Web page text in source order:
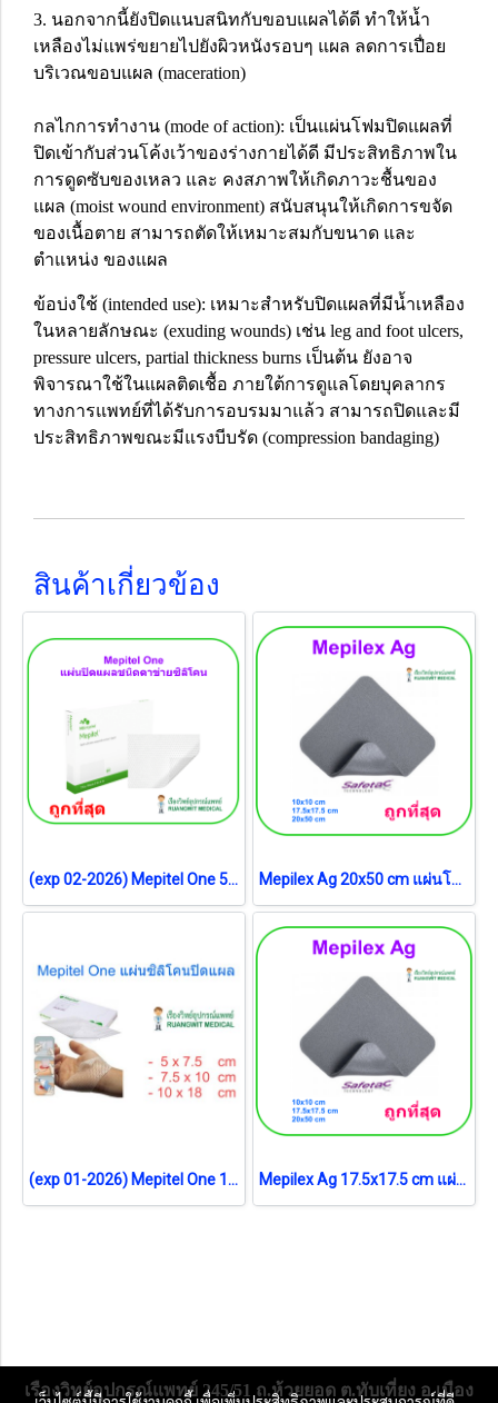
3. นอกจากนี้ยังปิดแนบสนิทกับขอบแผลได้ดี ทำให้น้ำ
เหลืองไม่แพร่ขยายไปยังผิวหนังรอบๆ แผล ลดการเปื่อย
บริเวณขอบแผล (maceration)
กลไกการทำงาน (mode of action): เป็นแผ่นโฟมปิดแผลที่
ปิดเข้ากับส่วนโค้งเว้าของร่างกายได้ดี มีประสิทธิภาพใน
การดูดซับของเหลว และ คงสภาพให้เกิดภาวะชื้นของ
แผล (moist wound environment) สนับสนุนให้เกิดการขจัด
ของเนื้อตาย สามารถตัดให้เหมาะสมกับขนาด และ
ตำแหน่ง ของแผล
ข้อบ่งใช้ (intended use): เหมาะสำหรับปิดแผลที่มีน้ำเหลือง
ในหลายลักษณะ (exuding wounds) เช่น leg and foot ulcers,
pressure ulcers, partial thickness burns เป็นต้น ยังอาจ
พิจารณาใช้ในแผลติดเชื้อ ภายใต้การดูแลโดยบุคลากร
ทางการแพทย์ที่ได้รับการอบรมมาแล้ว สามารถปิดและมี
ประสิทธิภาพขณะมีแรงบีบรัด (compression bandaging)
สินค้าเกี่ยวข้อง
(exp 02-2026) Mepitel One 5x7.5 cm แผ่นปิดแผลชนิดตาข่ายซิลิโคน (1 แผ่น) Mepilex Ag 20x50 cm แผ่นโฟมซิลิโคนปิดแผลชนิดต้านจุลชีพ (1 แผ่น)
(exp 01-2026) Mepitel One 10x18 cm (1 แผ่น) Mepilex Ag 17.5x17.5 cm แผ่นโฟมซิลิโคนปิดแผลชนิดต้านจุลชีพ (1 แผ่น) (exp 28-05-2026) แผ่นสภาพดี
เรืองวิทย์อุปกรณ์แพทย์ 245/51 ถ.ห้วยยอด ต.ทับเที่ยง อ.เมือง